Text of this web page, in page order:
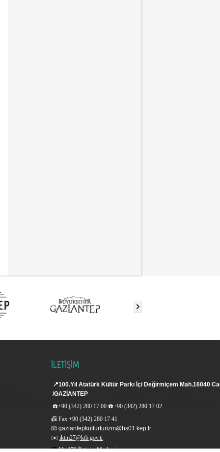
İLETİŞİM
📍100.Yıl Atatürk Kültür Parkı İçi Değirmiçem Mah.16040
/GAZİANTEP
☎️+90 (342) 280 17 00 ☎️+90 (342) 280 17 02
📠 Fax +90 (342) 280 17 41
📧 gaziantepkulturturizm@hs01.kep.tr
✉️ iktm27@ktb.gov.tr
☎️Alo 176 İletişim Merkezi